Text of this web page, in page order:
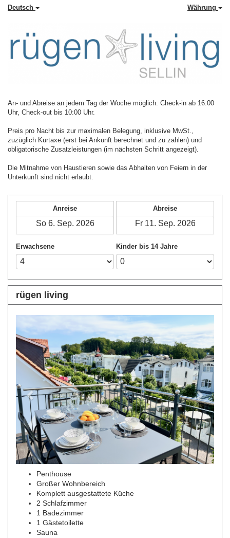
Deutsch Währung
An- und Abreise an jedem Tag der Woche möglich. Check-in ab 16:00
Uhr, Check-out bis 10:00 Uhr.
Preis pro Nacht bis zur maximalen Belegung, inklusive MwSt.,
zuzüglich Kurtaxe (erst bei Ankunft berechnet und zu zahlen) und
obligatorische Zusatzleistungen (im nächsten Schritt angezeigt).
Die Mitnahme von Haustieren sowie das Abhalten von Feiern in der
Unterkunft sind nicht erlaubt.
Anreise Abreise
Erwachsene Kinder bis 14 Jahre
rügen living
Next
Penthouse
Großer Wohnbereich
Komplett ausgestattete Küche
2 Schlafzimmer
1 Badezimmer
1 Gästetoilette
Sauna